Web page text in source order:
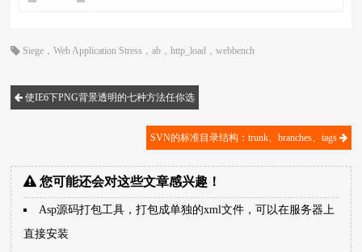
Siege ，Web Application Stress ，ab ，http_load ，webbench
使IE6下PNG背景透明的七种方法任你选
SVN的标准目录结构：trunk、branches、tags
您可能还会对这些文章感兴趣！
Asp源码打包工具，打包成单独的xml文件，可以在服务器上
直接安装